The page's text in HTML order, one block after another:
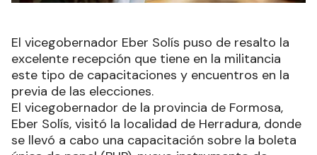
El vicegobernador Eber Solís puso de resalto la
excelente recepción que tiene en la militancia
este tipo de capacitaciones y encuentros en la
previa de las elecciones.
El vicegobernador de la provincia de Formosa,
Eber Solís, visitó la localidad de Herradura, donde
se llevó a cabo una capacitación sobre la boleta